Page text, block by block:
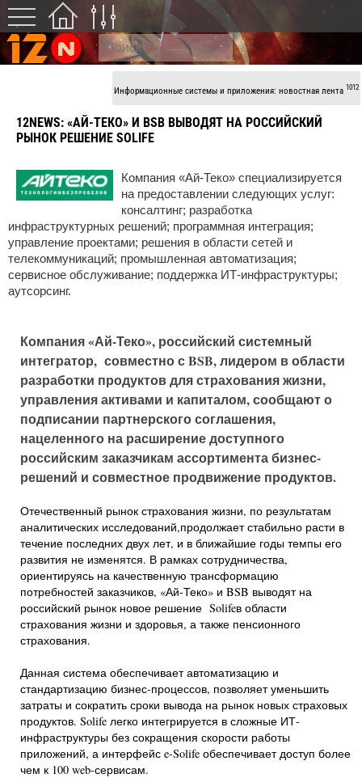
Информационные системы и приложения: новостная лента 1012
12NEWS: «АЙ-ТЕКО» И BSB ВЫВОДЯТ НА РОССИЙСКИЙ
РЫНОК РЕШЕНИЕ SOLIFE
Компания «Ай-Теко» специализируется
на предоставлении следующих услуг:
консалтинг; разработка
инфраструктурных решений; программная интеграция;
управление проектами; решения в области сетей и
телекоммуникаций; промышленная автоматизация;
сервисное обслуживание; поддержка ИТ-инфраструктуры;
аутсорсинг.
Компания «Ай-Теко», российский системный
интегратор, совместно с BSB, лидером в области
разработки продуктов для страхования жизни,
управления активами и капиталом, сообщают о
подписании партнерского соглашения,
нацеленного на расширение доступного
российским заказчикам ассортимента бизнес-
решений и совместное продвижение продуктов.
Отечественный рынок страхования жизни, по результатам
аналитических исследований,продолжает стабильно расти в
течение последних двух лет, и в ближайшие годы темпы его
развития не изменятся. В рамках сотрудничества,
ориентируясь на качественную трансформацию
потребностей заказчиков, «Ай-Теко» и BSB выводят на
российский рынок новое решение Solifeв области
страхования жизни и здоровья, а также пенсионного
страхования.
Данная система обеспечивает автоматизацию и
стандартизацию бизнес-процессов, позволяет уменьшить
затраты и сократить сроки вывода на рынок новых страховых
продуктов. Solife легко интегрируется в сложные ИТ-
инфраструктуры без сокращения скорости работы
приложений, а интерфейс e-Solife обеспечивает доступ более
чем к 100 web-сервисам.